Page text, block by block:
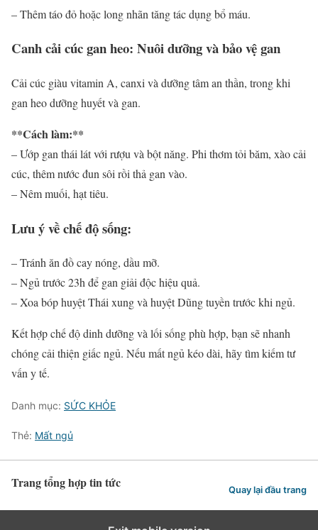
– Thêm táo đỏ hoặc long nhãn tăng tác dụng bổ máu.
Canh cải cúc gan heo: Nuôi dưỡng và bảo vệ gan
Cải cúc giàu vitamin A, canxi và dưỡng tâm an thần, trong khi
gan heo dưỡng huyết và gan.
**Cách làm:**
– Ướp gan thái lát với rượu và bột năng. Phi thơm tỏi băm, xào cải
cúc, thêm nước đun sôi rồi thả gan vào.
– Nêm muối, hạt tiêu.
Lưu ý về chế độ sống:
– Tránh ăn đồ cay nóng, dầu mỡ.
– Ngủ trước 23h để gan giải độc hiệu quả.
– Xoa bóp huyệt Thái xung và huyệt Dũng tuyền trước khi ngủ.
Kết hợp chế độ dinh dưỡng và lối sống phù hợp, bạn sẽ nhanh
chóng cải thiện giấc ngủ. Nếu mất ngủ kéo dài, hãy tìm kiếm tư
vấn y tế.
Danh mục: SỨC KHỎE
Thẻ: Mất ngủ
Trang tổng hợp tin tức Quay lại đầu trang